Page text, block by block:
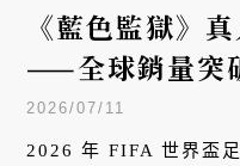
《藍色監獄》
——全球銷量突
球動漫，如何席
2026/07/11
2026 年 FIFA 世界盃